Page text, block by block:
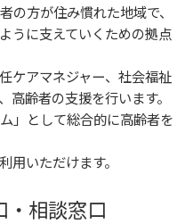
の方が住み慣れた地域で、
うに支えていくための拠点
ケアマネジャー、社会福祉
高齢者の支援を行います。
」として総合的に高齢者を
用いただけます。
・相談窓口